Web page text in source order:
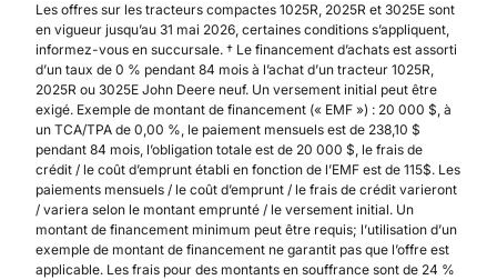
Les offres sur les tracteurs compactes 1025R, 2025R et 3025E sont
en vigueur jusqu’au 31 mai 2026, certaines conditions s’appliquent,
informez-vous en succursale. † Le financement d’achats est assorti
d’un taux de 0 % pendant 84 mois à l’achat d’un tracteur 1025R,
2025R ou 3025E John Deere neuf. Un versement initial peut être
exigé. Exemple de montant de financement (« EMF ») : 20 000 $, à
un TCA/TPA de 0,00 %, le paiement mensuels est de 238,10 $
pendant 84 mois, l’obligation totale est de 20 000 $, le frais de
crédit / le coût d’emprunt établi en fonction de l’EMF est de 115$. Les
paiements mensuels / le coût d’emprunt / le frais de crédit varieront
/ variera selon le montant emprunté / le versement initial. Un
montant de financement minimum peut être requis; l’utilisation d’un
exemple de montant de financement ne garantit pas que l’offre est
applicable. Les frais pour des montants en souffrance sont de 24 %